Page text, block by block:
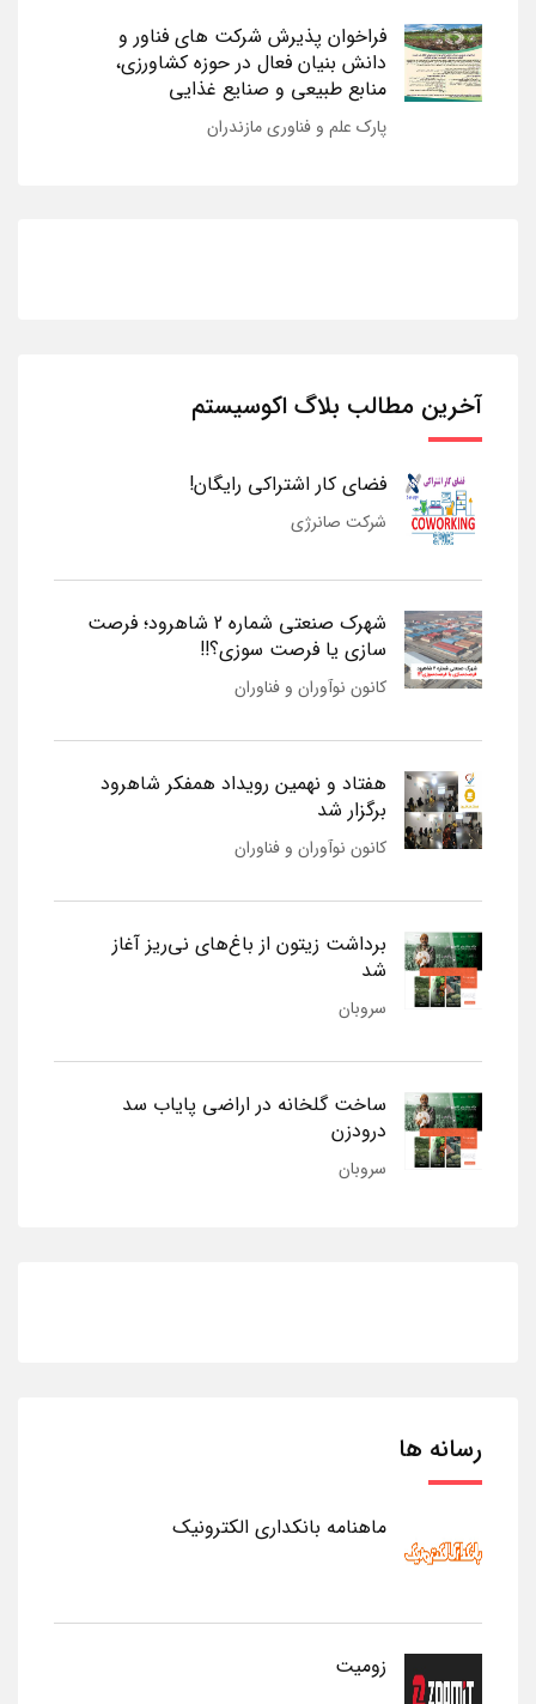
فراخوان پذیرش شرکت های فناور و
دانش بنیان فعال در حوزه کشاورزی،
منابع طبیعی و صنایع غذایی
پارک علم و فناوری مازندران
آخرین مطالب بلاگ اکوسیستم
فضای کار اشتراکی رایگان!
شرکت صانرژی
شهرک صنعتی شماره 2 شاهرود؛ فرصت
سازی یا فرصت سوزی؟!!
کانون نوآوران و فناوران
هفتاد و نهمین رویداد همفکر شاهرود
برگزار شد
کانون نوآوران و فناوران
برداشت زیتون از باغ‌های نی‌ریز آغاز
شد
سروبان
ساخت گلخانه در اراضی پایاب سد
درودزن
سروبان
رسانه ها
ماهنامه بانکداری الکترونیک
زومیت